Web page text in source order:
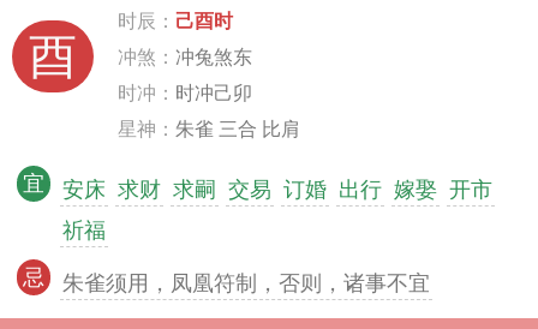
酉
时辰： 己酉时
冲煞： 冲兔煞东
时冲： 时冲己卯
星神： 朱雀 三合 比肩
宜 安床 求财 求嗣 交易 订婚 出行 嫁娶 开市
祈福
忌 朱雀须用，凤凰符制，否则，诸事不宜